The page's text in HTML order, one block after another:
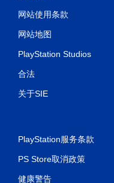
网站使用条款
网站地图
PlayStation Studios
合法
关于SIE
PlayStation服务条款
PS Store取消政策
健康警告